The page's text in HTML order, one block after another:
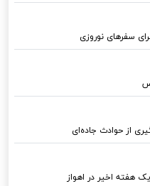
سفرهای نوروزی